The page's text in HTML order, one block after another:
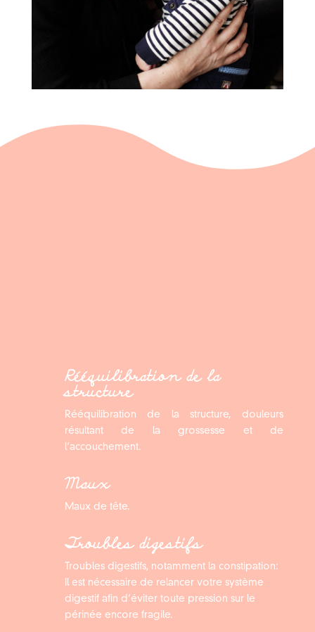
Rééquilibration de la
structure
Rééquilibration de la structure, douleurs
résultant de la grossesse et de
l’accouchement.
Maux
Maux de tête.
Troubles digestifs
Troubles digestifs, notamment la constipation:
Il est nécessaire de relancer votre système
digestif afin d’éviter toute pression sur le
périnée encore fragile.